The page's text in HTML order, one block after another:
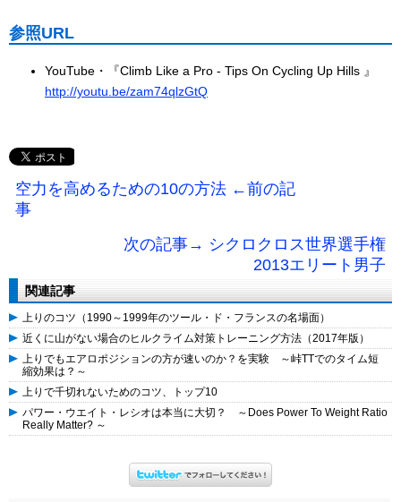
参照URL
YouTube・『Climb Like a Pro - Tips On Cycling Up Hills 』
http://youtu.be/zam74qlzGtQ
空力を高めるための10の方法 ←前の記
事
次の記事→ シクロクロス世界選手権
2013エリート男子
関連記事
上りのコツ（1990～1999年のツール・ド・フランスの名場面）
近くに山がない場合のヒルクライム対策トレーニング方法（2017年版）
上りでもエアロポジションの方が速いのか？を実験 ～峠TTでのタイム短
縮効果は？～
上りで千切れないためのコツ、トップ10
パワー・ウエイト・レシオは本当に大切？ ～Does Power To Weight Ratio
Really Matter? ～